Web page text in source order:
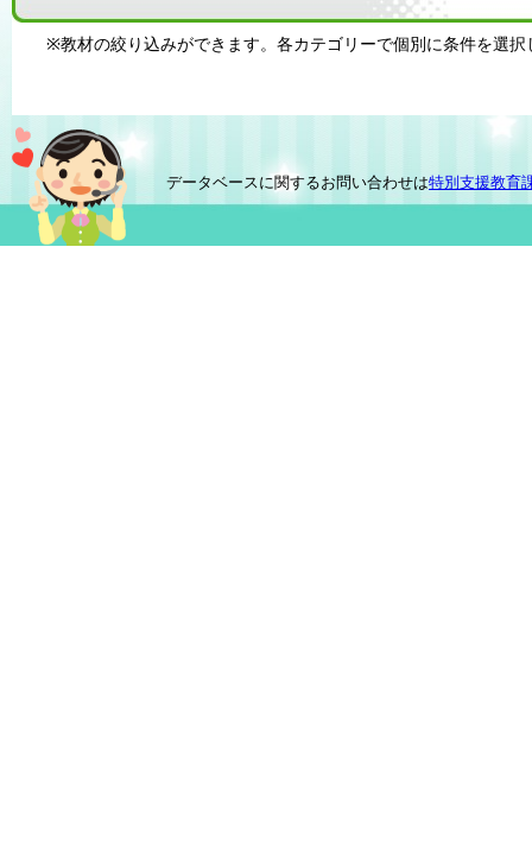
※教材の絞り込みができます。各カテゴリーで個別に条件を選択
データベースに関するお問い合わせは特別支援教育